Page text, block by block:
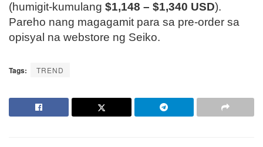
(humigit-kumulang $1,148 – $1,340 USD).
Pareho nang magagamit para sa pre-order sa
opisyal na webstore ng Seiko.
Tags: TREND